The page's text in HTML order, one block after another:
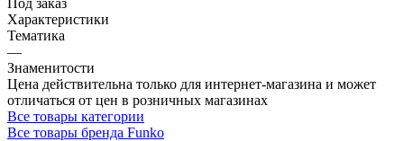
Характеристики
Тематика
—
Знаменитости
Цена действительна только для интернет-магазина и может
отличаться от цен в розничных магазинах
Все товары категории
Все товары бренда Funko